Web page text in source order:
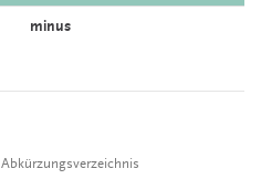
minus
Abkürzungsverzeichnis